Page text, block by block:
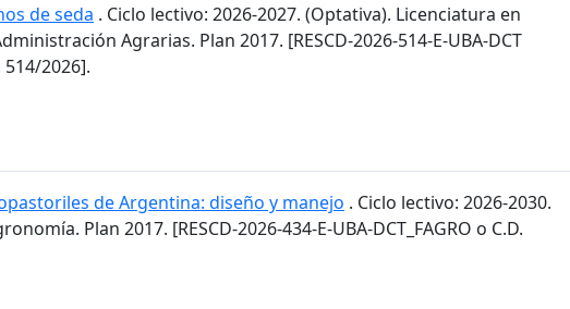
de seda . Ciclo lectivo: 2026-2027. (Optativa). Licenciatura en
Agrarias. Plan 2017. [RESCD-2026-514-E-UBA-DCT
514/2026].
de Argentina: diseño y manejo . Ciclo lectivo: 2026-2030.
Plan 2017. [RESCD-2026-434-E-UBA-DCT_FAGRO o C.D.